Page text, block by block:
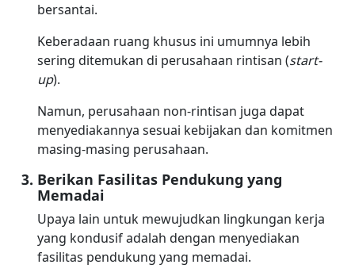
bersantai.
Keberadaan ruang khusus ini umumnya lebih
sering ditemukan di perusahaan rintisan (start-
up).
Namun, perusahaan non-rintisan juga dapat
menyediakannya sesuai kebijakan dan komitmen
masing-masing perusahaan.
Berikan Fasilitas Pendukung yang
Memadai
Upaya lain untuk mewujudkan lingkungan kerja
yang kondusif adalah dengan menyediakan
fasilitas pendukung yang memadai.